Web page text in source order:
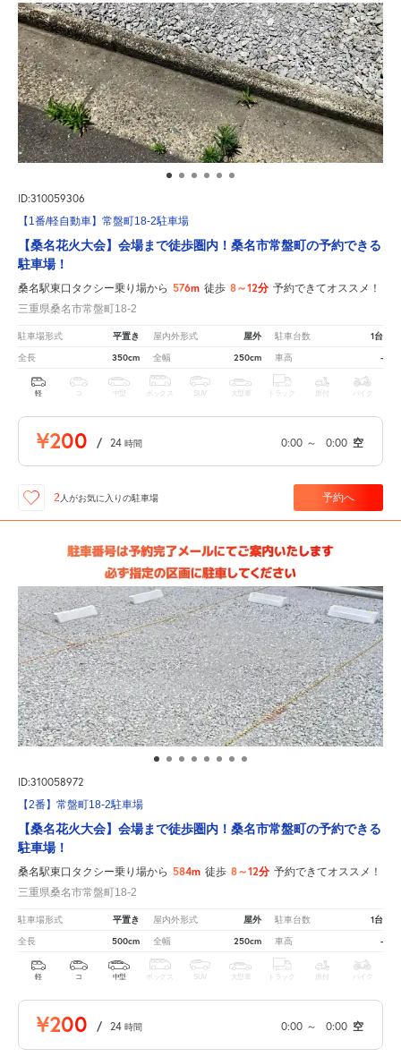
ID:310059306
【1番/軽自動車】常盤町18-2駐車場
【桑名花火大会】会場まで徒歩圏内！桑名市常盤町の予約できる
駐車場！
桑名駅東口タクシー乗り場から 576m 徒歩 8～12分 予約できてオススメ！
三重県桑名市常盤町18-2
駐車場形式 平置き 屋内外形式 屋外 駐車台数 1台
全長 350cm 全幅 250cm 車高 -
軽 中型 ボックス SUV 大型車 トラック 原付 バイク
¥200 / 24 時間 0:00 ～ 0:00 空
2 人がお気に入りの駐車場 予約へ
ID:310058972
【2番】常盤町18-2駐車場
【桑名花火大会】会場まで徒歩圏内！桑名市常盤町の予約できる
駐車場！
桑名駅東口タクシー乗り場から 584m 徒歩 8～12分 予約できてオススメ！
三重県桑名市常盤町18-2
駐車場形式 平置き 屋内外形式 屋外 駐車台数 1台
全長 500cm 全幅 250cm 車高 -
軽 コ 中型 ボックス SUV 大型車 トラック 原付 バイク
¥200 / 24 時間 0:00 ～ 0:00 空